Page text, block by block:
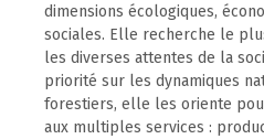
dimensions écologiques,
sociales. Elle recherche le
les diverses attentes de la
priorité sur les dynamiques
forestiers, elle les oriente
aux multiples services :